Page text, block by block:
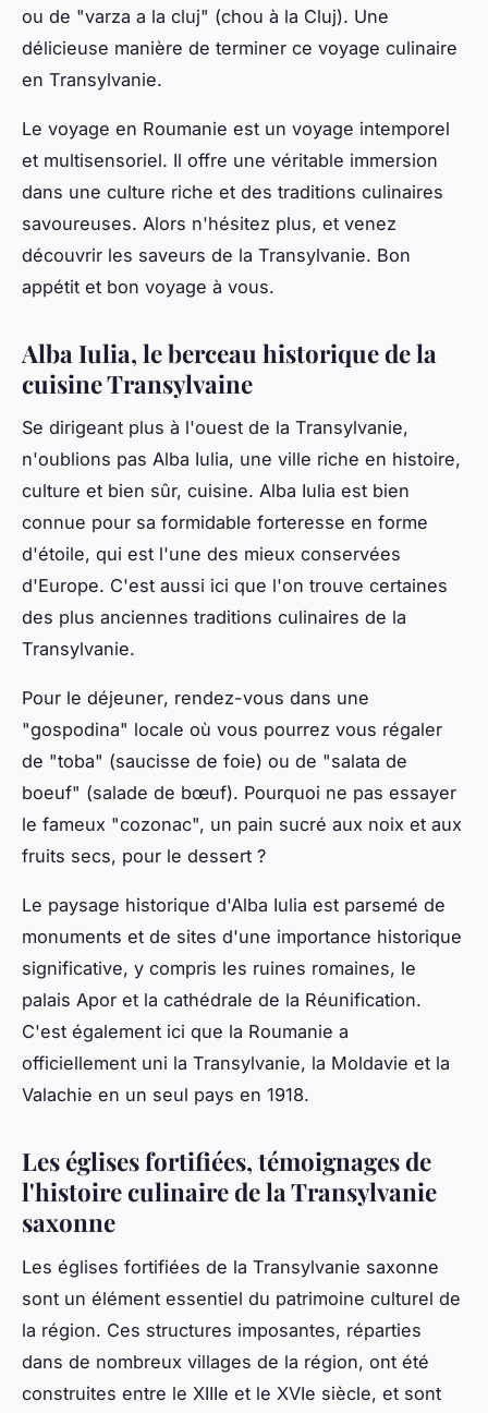
ou de "varza a la cluj" (chou à la Cluj). Une
délicieuse manière de terminer ce voyage culinaire
en Transylvanie.
Le voyage en Roumanie est un voyage intemporel
et multisensoriel. Il offre une véritable immersion
dans une culture riche et des traditions culinaires
savoureuses. Alors n'hésitez plus, et venez
découvrir les saveurs de la Transylvanie. Bon
appétit et bon voyage à vous.
Alba Iulia, le berceau historique de la
cuisine Transylvaine
Se dirigeant plus à l'ouest de la Transylvanie,
n'oublions pas Alba Iulia, une ville riche en histoire,
culture et bien sûr, cuisine. Alba Iulia est bien
connue pour sa formidable forteresse en forme
d'étoile, qui est l'une des mieux conservées
d'Europe. C'est aussi ici que l'on trouve certaines
des plus anciennes traditions culinaires de la
Transylvanie.
Pour le déjeuner, rendez-vous dans une
"gospodina" locale où vous pourrez vous régaler
de "toba" (saucisse de foie) ou de "salata de
boeuf" (salade de bœuf). Pourquoi ne pas essayer
le fameux "cozonac", un pain sucré aux noix et aux
fruits secs, pour le dessert ?
Le paysage historique d'Alba Iulia est parsemé de
monuments et de sites d'une importance historique
significative, y compris les ruines romaines, le
palais Apor et la cathédrale de la Réunification.
C'est également ici que la Roumanie a
officiellement uni la Transylvanie, la Moldavie et la
Valachie en un seul pays en 1918.
Les églises fortifiées, témoignages de
l'histoire culinaire de la Transylvanie
saxonne
Les églises fortifiées de la Transylvanie saxonne
sont un élément essentiel du patrimoine culturel de
la région. Ces structures imposantes, réparties
dans de nombreux villages de la région, ont été
construites entre le XIIIe et le XVIe siècle, et sont